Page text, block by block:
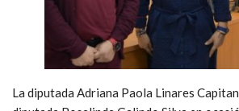
La diputada Adriana Paola Linares